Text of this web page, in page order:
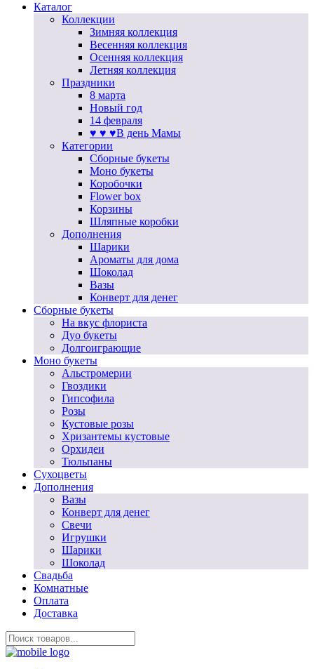
Каталог
Коллекции
Зимняя коллекция
Весенняя коллекция
Осенняя коллекция
Летняя коллекция
Праздники
8 марта
Новый год
14 февраля
♥ ♥ ♥В день Мамы
Категории
Сборные букеты
Моно букеты
Коробочки
Flower box
Корзины
Шляпные коробки
Дополнения
Шарики
Ароматы для дома
Шоколад
Вазы
Конверт для денег
Сборные букеты
На вкус флориста
Дуо букеты
Долгоиграющие
Моно букеты
Альстромерии
Гвоздики
Гипсофила
Розы
Кустовые розы
Хризантемы кустовые
Орхидеи
Тюльпаны
Сухоцветы
Дополнения
Вазы
Конверт для денег
Свечи
Игрушки
Шарики
Шоколад
Свадьба
Комнатные
Оплата
Доставка